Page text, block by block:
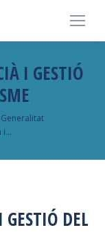
I GESTIÓ
i…
DEL